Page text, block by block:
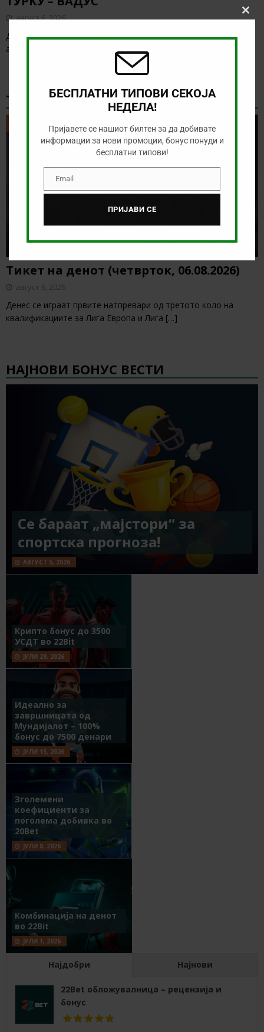
август 6, 2026
Денес има солидна понуда за обложување, а ние ќе го
анализираме дуелот од Конференциската лига
ТИКЕТ НА ДЕНОТ
ТИКЕТ НА ДЕНОТ
Тикет на денот (четврток, 06.08.2026)
август 6, 2026
Денес се играат првите натпревари од третото коло на
квалификациите за Лига Европа и Лига […]
НАЈНОВИ БОНУС ВЕСТИ
Се бараат „мајстори“ за
спортска прогноза!
АВГУСТ 5, 2026
Крипто бонус до 3500
УСДТ во 22Bit
ЈУЛИ 29, 2026
Идеално за
завршницата од
Мундијалот – 100%
бонус до 7500 денари
ЈУЛИ 15, 2026
Зголемени
коефициенти за
поголема добивка во
20Bet
ЈУЛИ 8, 2026
Комбинација на денот
во 22Bit
ЈУЛИ 1, 2026
Најдобри Најнови
22Bet обложувалница – рецензија и
бонус
БЕСПЛАТНИ ТИПОВИ СЕКОЈА
НЕДЕЛА!
Пријавете се нашиот билтен за да добивате
информации за нови промоции, бонус понуди и
бесплатни типови!
EmailEmail
ПРИЈАВИ СЕ